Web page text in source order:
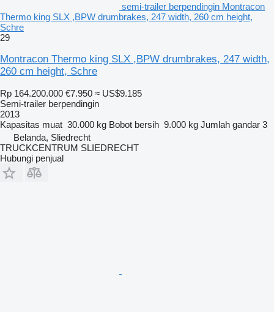
semi-trailer berpendingin Montracon
Thermo king SLX ,BPW drumbrakes, 247 width, 260 cm height,
Schre
29
Montracon Thermo king SLX ,BPW drumbrakes, 247 width,
260 cm height, Schre
Rp 164.200.000 €7.950 ≈ US$9.185
Semi-trailer berpendingin
2013
Kapasitas muat 30.000 kg Bobot bersih 9.000 kg Jumlah gandar 3
Belanda, Sliedrecht
TRUCKCENTRUM SLIEDRECHT
Hubungi penjual